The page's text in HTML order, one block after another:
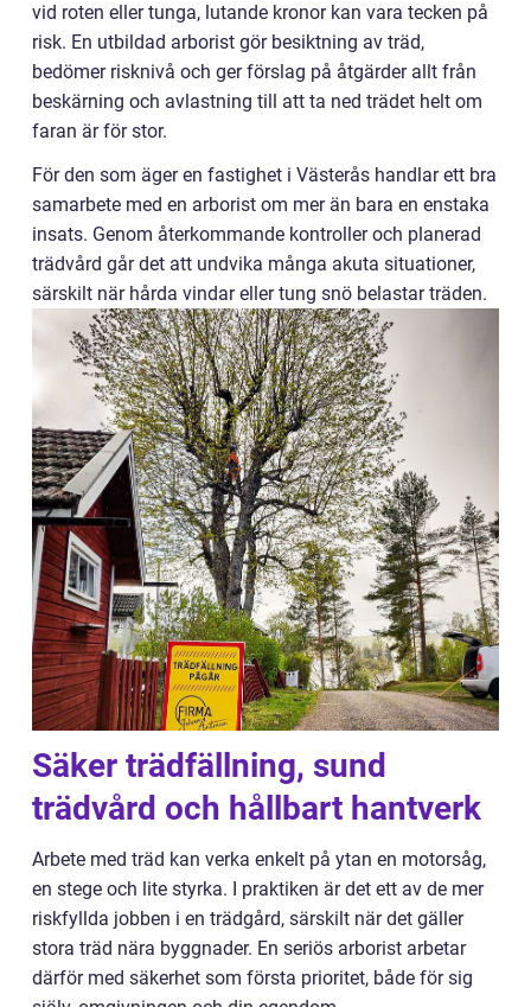
vid roten eller tunga, lutande kronor kan vara tecken på
risk. En utbildad arborist gör besiktning av träd,
bedömer risknivå och ger förslag på åtgärder allt från
beskärning och avlastning till att ta ned trädet helt om
faran är för stor.
För den som äger en fastighet i Västerås handlar ett bra
samarbete med en arborist om mer än bara en enstaka
insats. Genom återkommande kontroller och planerad
trädvård går det att undvika många akuta situationer,
särskilt när hårda vindar eller tung snö belastar träden.
Säker trädfällning, sund
trädvård och hållbart hantverk
Arbete med träd kan verka enkelt på ytan en motorsåg,
en stege och lite styrka. I praktiken är det ett av de mer
riskfyllda jobben i en trädgård, särskilt när det gäller
stora träd nära byggnader. En seriös arborist arbetar
därför med säkerhet som första prioritet, både för sig